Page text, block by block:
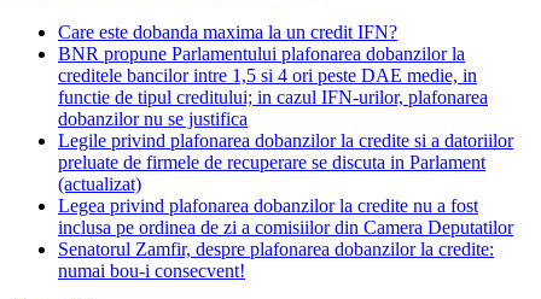
Care este dobanda maxima la un credit IFN?
BNR propune Parlamentului plafonarea dobanzilor la
creditele bancilor intre 1,5 si 4 ori peste DAE medie, in
functie de tipul creditului; in cazul IFN-urilor, plafonarea
dobanzilor nu se justifica
Legile privind plafonarea dobanzilor la credite si a datoriilor
preluate de firmele de recuperare se discuta in Parlament
(actualizat)
Legea privind plafonarea dobanzilor la credite nu a fost
inclusa pe ordinea de zi a comisiilor din Camera Deputatilor
Senatorul Zamfir, despre plafonarea dobanzilor la credite:
numai bou-i consecvent!